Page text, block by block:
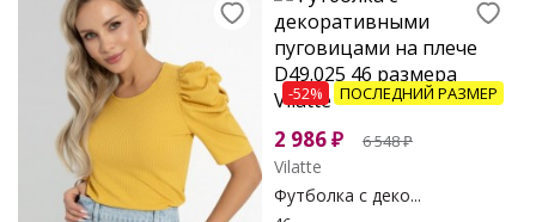
-52% ПОСЛЕДНИЙ РАЗМЕР
2 986₽ 6 548₽
Vilatte
Футболка с деко...